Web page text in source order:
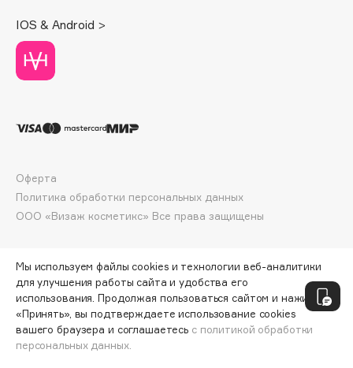
Deonica
Dessange
Dior
Dolomit
DP Daily Perfection
Dr. Vranjes Firenze
Dr.Althea
Dr.Jart+
DSD de Luxe
Dyson
ДОБАВИТЬ В КОРЗИНУ
IOS & Android >
ООО «Визаж косметикс» Все права защищены
Оферта
Политика обработки персональных данных
Мы используем файлы cookies и технологии веб-аналитики
для улучшения работы сайта и удобства его
использования. Продолжая пользоваться сайтом и нажимая
«Принять», вы подтверждаете использование cookies
вашего браузера и соглашаетесь с политикой обработки
персональных данных.